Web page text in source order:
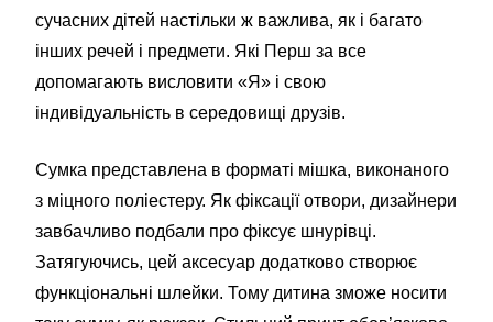
сучасних дітей настільки ж важлива, як і багато
інших речей і предмети. Які Перш за все
допомагають висловити «Я» і свою
індивідуальність в середовищі друзів.
Сумка представлена в форматі мішка, виконаного
з міцного поліестеру. Як фіксації отвори, дизайнери
завбачливо подбали про фіксує шнурівці.
Затягуючись, цей аксесуар додатково створює
функціональні шлейки. Тому дитина зможе носити